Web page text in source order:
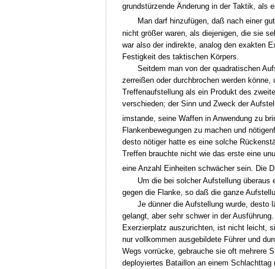
grundstürzende Änderung in der Taktik, als
Man darf hinzufügen, daß nach einer
nicht größer waren, als diejenigen, die sie
war also der indirekte, analog den exakten
Festigkeit des taktischen Körpers.
Seitdem man von der quadratischen
zerreißen oder durchbrochen werden
Treffenaufstellung als ein Produkt des
verschieden; der Sinn und Zweck der
imstande, seine Waffen in Anwendung zu
Flankenbewegungen zu machen und
desto nötiger hatte es eine solche
Treffen brauchte nicht wie das erste eine
eine Anzahl Einheiten schwächer sein. Die
Um die bei solcher Aufstellung
gegen die Flanke, so daß die ganze
Je dünner die Aufstellung wurde, desto
gelangt, aber sehr schwer in der
Exerzierplatz auszurichten, ist nicht leicht,
nur vollkommen ausgebildete Führer und
Wegs vorrücke, gebrauche sie oft mehrere
deployiertes Bataillon an einem